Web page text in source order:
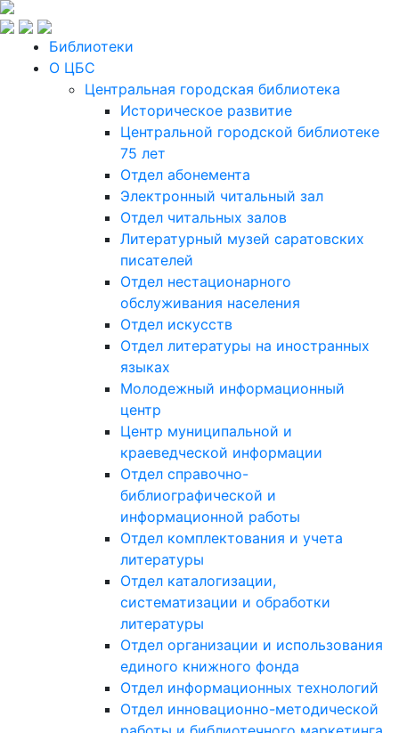
Библиотеки
О ЦБС
Центральная городская библиотека
Историческое развитие
Центральной городской библиотеке
75 лет
Отдел абонемента
Электронный читальный зал
Отдел читальных залов
Литературный музей саратовских
писателей
Отдел нестационарного
обслуживания населения
Отдел искусств
Отдел литературы на иностранных
языках
Молодежный информационный
центр
Центр муниципальной и
краеведческой информации
Отдел справочно-
библиографической и
информационной работы
Отдел комплектования и учета
литературы
Отдел каталогизации,
систематизации и обработки
литературы
Отдел организации и использования
единого книжного фонда
Отдел информационных технологий
Отдел инновационно-методической